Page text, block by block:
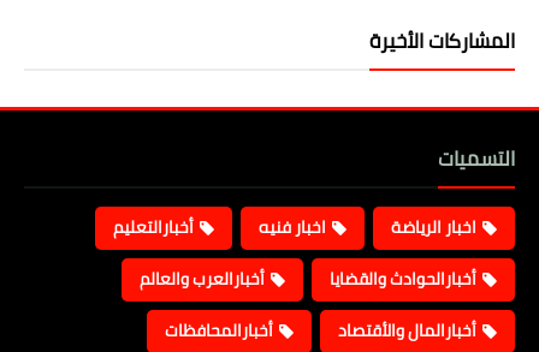
المشاركات الأخيرة
التسميات
اخبار الرياضة اخبار فنيه
أخبارالتعليم
أخبارالحوادث والقضايا
أخبارالعرب والعالم
أخبارالمال والأقتصاد
أخبارالمحافظات